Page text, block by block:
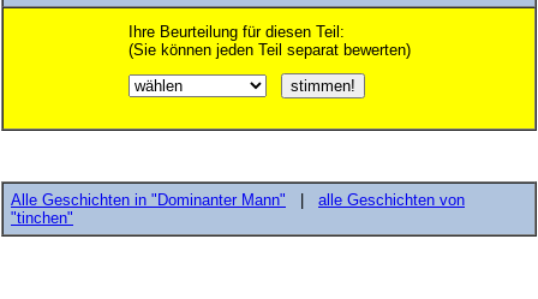
Ihre Beurteilung für diesen Teil:
(Sie können jeden Teil separat bewerten)
Alle Geschichten in "Dominanter Mann" | alle Geschichten von
"tinchen"